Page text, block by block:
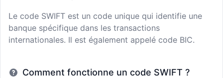
Le code SWIFT est un code unique qui identifie une
banque spécifique dans les transactions
internationales. Il est également appelé code BIC.
Comment fonctionne un code SWIFT ?